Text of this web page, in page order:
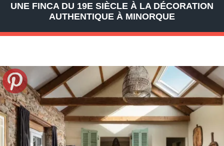
UNE FINCA DU 19E SIÈCLE À LA DÉCORATION
AUTHENTIQUE À MINORQUE